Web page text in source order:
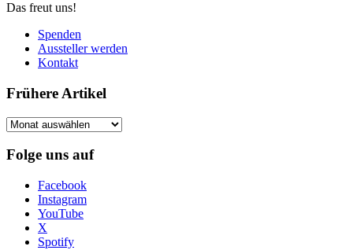
Das freut uns!
Spenden
Aussteller werden
Kontakt
Frühere Artikel
Frühere
Folge uns auf
Facebook
Instagram
YouTube
X
Spotify